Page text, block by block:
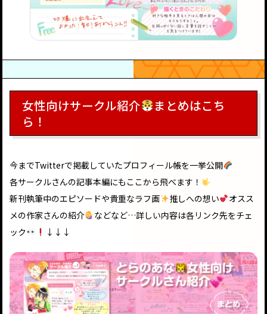
女性向けサークル紹介
まとめはこち
ら！
今までTwitterで掲載していたプロフィール帳を一挙公開
各サークルさんの記事本編にもここから飛べます！
新刊執筆中のエピソードや貴重なラフ画
推しへの想い
オスス
メの作家さんの紹介
などなど…詳しい内容は各リンク先をチェ
ック
↓↓↓